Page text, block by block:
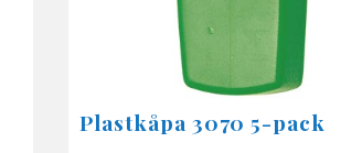
Plastkåpa 3070 5-pack